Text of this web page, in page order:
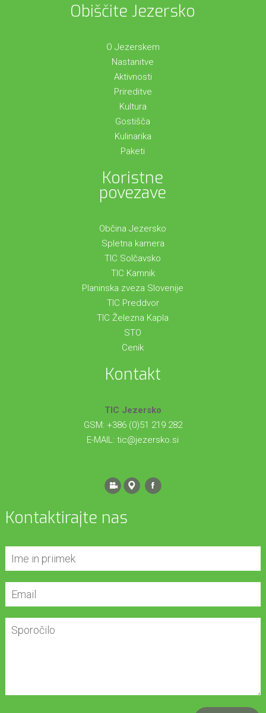
Obiščite Jezersko
O Jezerskem
Nastanitve
Aktivnosti
Prireditve
Kultura
Gostišča
Kulinarika
Paketi
Koristne
povezave
Občina Jezersko
Spletna kamera
TIC Solčavsko
TIC Kamnik
Planinska zveza Slovenije
TIC Preddvor
TIC Železna Kapla
STO
Cenik
Kontakt
TIC Jezersko
GSM: +386 (0)51 219 282
E-MAIL:tic@jezersko.si
Kontaktirajte nas